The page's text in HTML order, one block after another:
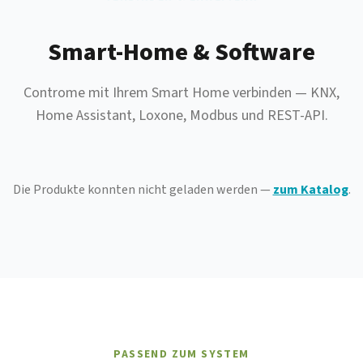
Smart-Home & Software
Controme mit Ihrem Smart Home verbinden — KNX,
Home Assistant, Loxone, Modbus und REST-API.
Die Produkte konnten nicht geladen werden — zum Katalog.
PASSEND ZUM SYSTEM